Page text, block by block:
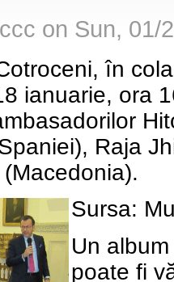
on Sun, 01/
în
ianuarie, ora
Raja
Sursa:
Un
poate fi v